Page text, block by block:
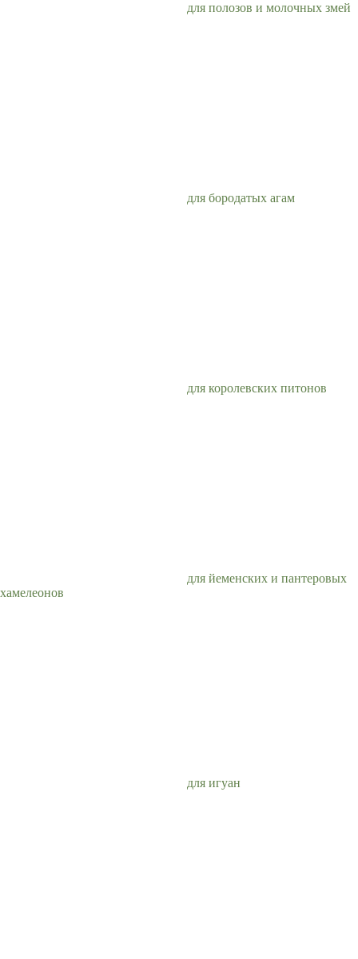
для полозов и молочных змей
для бородатых агам
для королевских питонов
для йеменских и пантеровых
хамелеонов
для игуан